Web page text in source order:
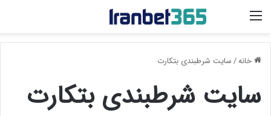
منو
خانه/سایت شرطبندی بتکارت
سایت شرطبندی بتکارت